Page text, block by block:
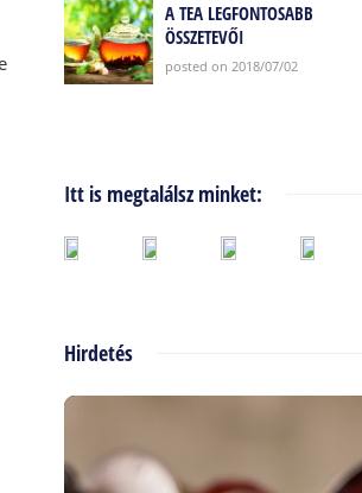
A TEA LEGFONTOSABB
ÖSSZETEVŐI
posted on 2018/07/02
Itt is megtalálsz minket:
Hirdetés